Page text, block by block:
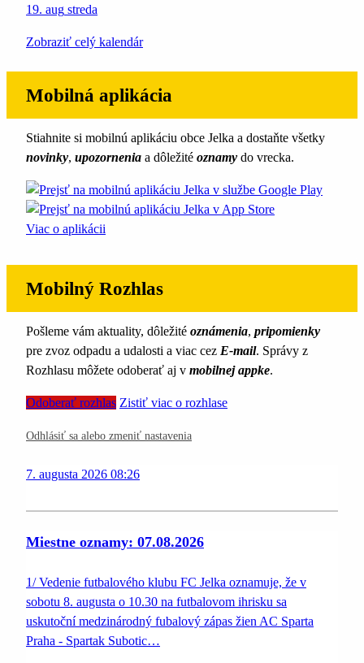
19. aug streda
Zobraziť celý kalendár
Mobilná aplikácia
Stiahnite si mobilnú aplikáciu obce Jelka a dostaňte všetky
novinky, upozornenia a dôležité oznamy do vrecka.
Viac o aplikácii
Mobilný Rozhlas
Pošleme vám aktuality, dôležité oznámenia, pripomienky
pre zvoz odpadu a udalosti a viac cez E-mail. Správy z
Rozhlasu môžete odoberať aj v mobilnej appke.
Odoberať rozhlas Zistiť viac o rozhlase
Odhlásiť sa alebo zmeniť nastavenia
7. augusta 2026 08:26
Miestne oznamy: 07.08.2026
1/ Vedenie futbalového klubu FC Jelka oznamuje, že v
sobotu 8. augusta o 10.30 na futbalovom ihrisku sa
uskutoční medzinárodný fubalový zápas žien AC Sparta
Praha - Spartak Subotic…